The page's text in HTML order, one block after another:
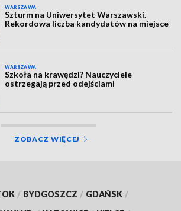
WARSZAWA
Szturm na Uniwersytet Warszawski.
Rekordowa liczba kandydatów na miejsce
WARSZAWA
Szkoła na krawędzi? Nauczyciele
ostrzegają przed odejściami
ZOBACZ WIĘCEJ
/ BYDGOSZCZ / GDAŃSK /